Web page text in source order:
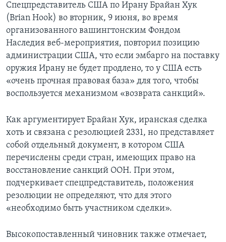
Спецпредставитель США по Ирану Брайан Хук
(Brian Hook) во вторник, 9 июня, во время
организованного вашингтонским Фондом
Наследия веб-мероприятия, повторил позицию
администрации США, что если эмбарго на поставку
оружия Ирану не будет продлено, то у США есть
«очень прочная правовая база» для того, чтобы
воспользуется механизмом «возврата санкций».
Как аргументирует Брайан Хук, иранская сделка
хоть и связана с резолюцией 2331, но представляет
собой отдельный документ, в котором США
перечислены среди стран, имеющих право на
восстановление санкций ООН. При этом,
подчеркивает спецпредставитель, положения
резолюции не определяют, что для этого
«необходимо быть участником сделки».
Высокопоставленный чиновник также отмечает,